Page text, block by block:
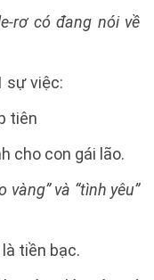
rơ có đang nói về
sự việc:
tiên
cho con gái lão.
vàng” và “tình yêu”
tiền bạc.